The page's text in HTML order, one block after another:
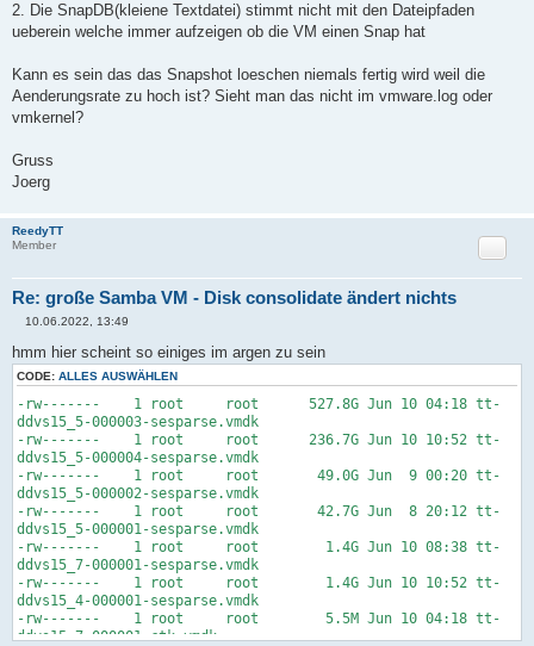
a
g
2. Die SnapDB(kleiene Textdatei) stimmt nicht mit den Dateipfaden
ueberein welche immer aufzeigen ob die VM einen Snap hat
Kann es sein das das Snapshot loeschen niemals fertig wird weil die
Aenderungsrate zu hoch ist? Sieht man das nicht im vmware.log oder
vmkernel?
Gruss
Joerg
ReedyTT
Member
Re: große Samba VM - Disk consolidate ändert nichts
Zitat
i
t
r
a
g
10.06.2022, 13:49
hmm hier scheint so einiges im argen zu sein
CODE: ALLES AUSWÄHLEN
-rw------- 1 root root 527.8G Jun 10 04:18 tt-
ddvs15_5-000003-sesparse.vmdk
-rw------- 1 root root 236.7G Jun 10 10:52 tt-
ddvs15_5-000004-sesparse.vmdk
-rw------- 1 root root 49.0G Jun 9 00:20 tt-
ddvs15_5-000002-sesparse.vmdk
-rw------- 1 root root 42.7G Jun 8 20:12 tt-
ddvs15_5-000001-sesparse.vmdk
-rw------- 1 root root 1.4G Jun 10 08:38 tt-
ddvs15_7-000001-sesparse.vmdk
-rw------- 1 root root 1.4G Jun 10 10:52 tt-
ddvs15_4-000001-sesparse.vmdk
-rw------- 1 root root 5.5M Jun 10 04:18 tt-
ddvs15_7-000001-ctk.vmdk